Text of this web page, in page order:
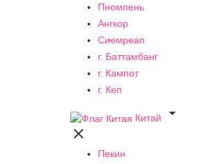
Пномпень
Ангкор
Сиемреап
г. Баттамбанг
г. Кампот
г. Кеп
Китай


Пекин